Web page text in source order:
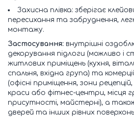
Захисна плівка: зберігає
пересихання та забруднення,
монтажу.
Застосування: внутрішні
декорування підлоги (можливо і
житлових приміщень (кухня,
спальня, вхідна група) та
(офісні приміщення, зони
краси або фітнес-центри, місця
присутності, майстерні), а
дверей та інших рівних